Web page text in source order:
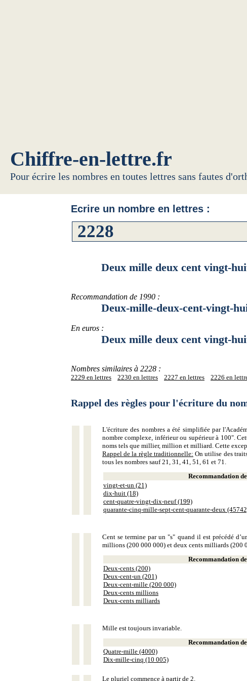
Chiffre-en-lettre.fr
Pour écrire les nombres en toutes lettres sans fautes
Ecrire un nombre en lettres :
Deux mille deux cent vingt-
Recommandation de 1990 :
Deux-mille-deux-cent-vingt-
En euros :
Deux mille deux cent vingt-
Nombres similaires à 2228 :
2229 en lettres 2230 en lettres 2227 en lettres 2226 en
Rappel des règles pour l'écriture du
L'écriture des nombres a été simplifiée par
nombre complexe, inférieur ou supérieur à 100".
noms tels que millier, million et milliard. Cette
Rappel de la règle traditionnelle: On utilise des
tous les nombres sauf 21, 31, 41, 51, 61 et 71.
Recommandation
vingt-et-un (21)
dix-huit (18)
cent-quatre-vingt-dix-neuf (199)
quarante-cinq-mille-sept-cent-quarante-deux
Cent se termine par un "s" quand il est précédé
millions (200 000 000) et deux cents milliards (200
Recommandation
Deux-cents (200)
Deux-cent-un (201)
Deux-cent-mille (200 000)
Deux-cents millions
Deux-cents milliards
Mille est toujours invariable.
Recommandation
Quatre-mille (4000)
Dix-mille-cinq (10 005)
Le pluriel commence à partir de 2.